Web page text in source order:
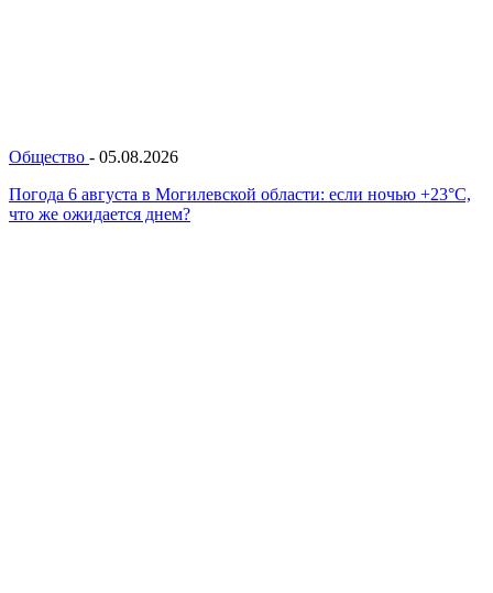
Общество - 05.08.2026
Погода 6 августа в Могилевской области: если ночью +23°С,
что же ожидается днем?